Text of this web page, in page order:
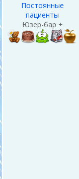
Постоянные
пациенты
Юзер-бар +